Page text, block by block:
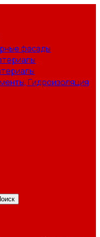
фасады
Гидроизоляция